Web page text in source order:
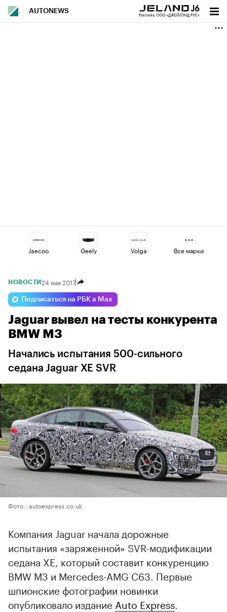
AUTONEWS
Jaecoo Geely Volga
Omoda Changan
Esteo Haval Lada
Все марки
НОВОСТИ 24 мая 2017
Подписаться на РБК в Max
Jaguar вывел на тесты конкурента
BMW M3
Начались испытания 500-сильного
седана Jaguar XE SVR
Фото:: autoexpress.co.uk
Компания Jaguar начала дорожные
испытания «заряженной» SVR-модификации
седана XE, который составит конкуренцию
BMW M3 и Mercedes-AMG C63. Первые
шпионские фотографии новинки
опубликовало издание Auto Express